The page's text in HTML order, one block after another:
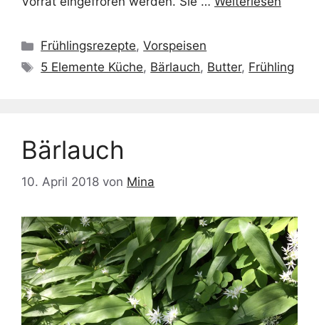
Kategorien
Frühlingsrezepte,Vorspeisen
Schlagwörter
5 Elemente Küche, Bärlauch, Butter, Frühling
Bärlauch
10. April 2018 von Mina